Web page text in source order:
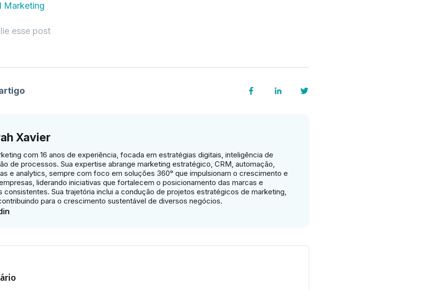
Marketing
esse post
Xavier
com 16 anos de experiência, focada em estratégias digitais, inteligência de
de processos. Sua expertise abrange marketing estratégico, CRM, automação,
e analytics, sempre com foco em soluções 360° que impulsionam o crescimento e
liderando iniciativas que fortalecem o posicionamento das marcas e
consistentes. Sua trajetória inclui a condução de projetos estratégicos de marketing,
para o crescimento sustentável de diversos negócios.